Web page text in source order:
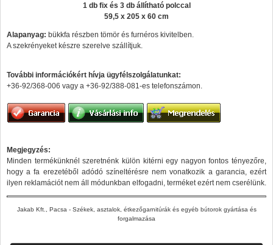
1 db fix és 3 db állítható polccal
59,5 x 205 x 60 cm
Alapanyag: bükkfa részben tömör és furnéros kivitelben.
A szekrényeket készre szerelve szállítjuk.
További információkért hívja ügyfélszolgálatunkat:
+36-92/368-006 vagy a +36-92/388-081-es telefonszámon.
Megjegyzés:
Minden termékünknél szeretnénk külön kitérni egy nagyon fontos tényezőre,
hogy a fa erezetéből adódó színeltérésre nem vonatkozik a garancia, ezért
ilyen reklamációt nem áll módunkban elfogadni, terméket ezért nem cserélünk.
Jakab Kft., Pacsa - Székek, asztalok, étkezőgarnitúrák és egyéb bútorok gyártása és
forgalmazása